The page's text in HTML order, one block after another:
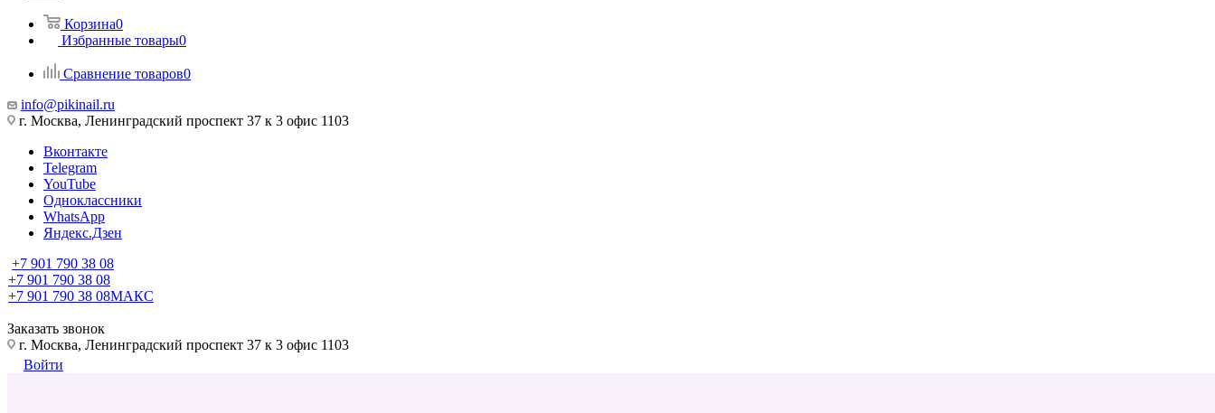
Корзина0
Избранные товары0
Сравнение товаров0
info@pikinail.ru
г. Москва, Ленинградский проспект 37 к 3 офис 1103
Вконтакте
Telegram
YouTube
Одноклассники
WhatsApp
Яндекс.Дзен
+7 901 790 38 08
+7 901 790 38 08
+7 901 790 38 08МАКС
Заказать звонок
г. Москва, Ленинградский проспект 37 к 3 офис 1103
Войти